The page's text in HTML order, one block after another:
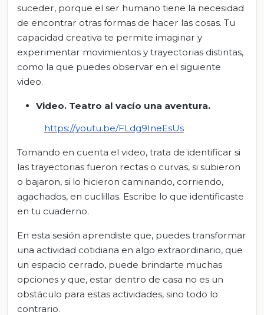
suceder, porque el ser humano tiene la necesidad
de encontrar otras formas de hacer las cosas. Tu
capacidad creativa te permite imaginar y
experimentar movimientos y trayectorias distintas,
como la que puedes observar en el siguiente
video.
Video. Teatro al vacío una aventura.
https://youtu.be/FLdg9IneEsUs
Tomando en cuenta el video, trata de identificar si
las trayectorias fueron rectas o curvas, si subieron
o bajaron, si lo hicieron caminando, corriendo,
agachados, en cuclillas. Escribe lo que identificaste
en tu cuaderno.
En esta sesión aprendiste que, puedes transformar
una actividad cotidiana en algo extraordinario, que
un espacio cerrado, puede brindarte muchas
opciones y que, estar dentro de casa no es un
obstáculo para estas actividades, sino todo lo
contrario.